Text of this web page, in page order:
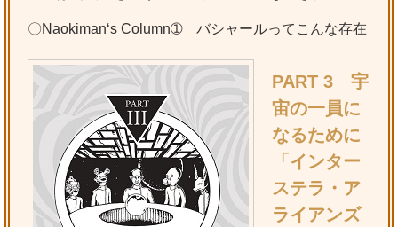
〇Naokiman‘s Column➀ バシャールってこんな存在
PART 3 宇
宙の一員に
なるために
「インター
ステラ・ア
ライアンズ